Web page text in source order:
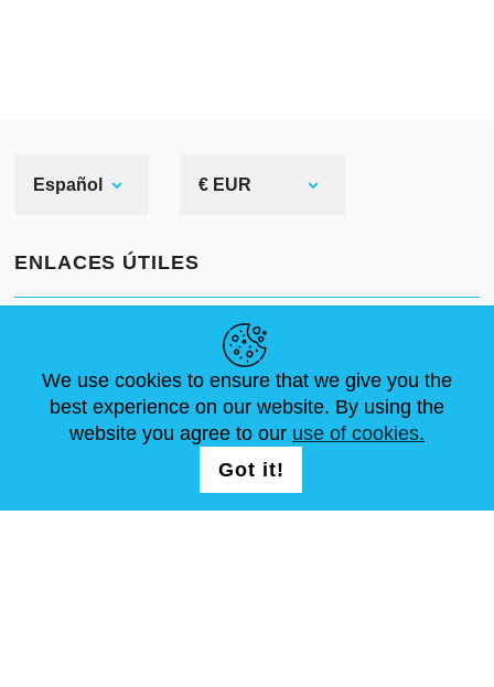
Español € EUR
ENLACES ÚTILES
ABOUT USTAMAÑOS ESTÁNDAR
CONTÁCTANOS
SÍGUENOS
REGISTRATION
We use cookies to ensure that we give you the
best experience on our website. By using the
website you agree to our use of cookies.
Got it!